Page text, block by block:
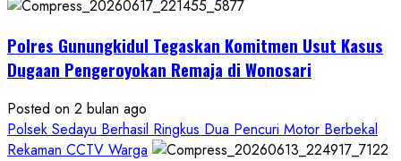
Kasus
Pelecehan
Seksual:
DIY
Terbitkan
DPO
Polres Gunungkidul Tegaskan Komitmen Usut Kasus
Dugaan Pengeroyokan Remaja di Wonosari
Posted on 2 bulan ago
Polsek Sedayu Berhasil Ringkus Dua Pencuri Motor Berbekal
Rekaman CCTV Warga